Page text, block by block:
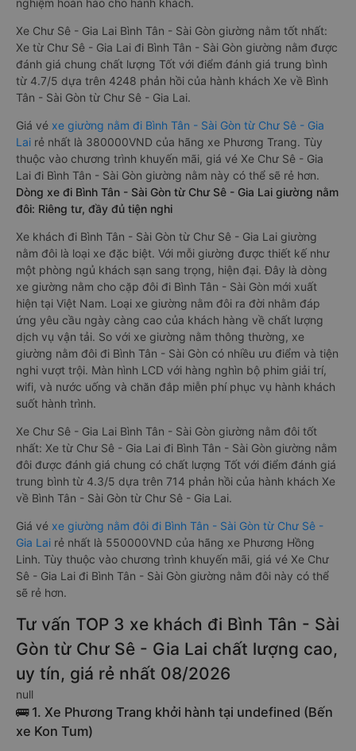
nghiệm hoàn hảo cho hành khách.
Xe Chư Sê - Gia Lai Bình Tân - Sài Gòn giường nằm tốt nhất:
Xe từ Chư Sê - Gia Lai đi Bình Tân - Sài Gòn giường nằm được
đánh giá chung chất lượng Tốt với điểm đánh giá trung bình
từ 4.7/5 dựa trên 4248 phản hồi của hành khách Xe về Bình
Tân - Sài Gòn từ Chư Sê - Gia Lai.
Giá vé xe giường nằm đi Bình Tân - Sài Gòn từ Chư Sê - Gia
Lai rẻ nhất là 380000VND của hãng xe Phương Trang. Tùy
thuộc vào chương trình khuyến mãi, giá vé Xe Chư Sê - Gia
Lai đi Bình Tân - Sài Gòn giường nằm này có thể sẽ rẻ hơn.
Dòng xe đi Bình Tân - Sài Gòn từ Chư Sê - Gia Lai giường nằm
đôi: Riêng tư, đầy đủ tiện nghi
Xe khách đi Bình Tân - Sài Gòn từ Chư Sê - Gia Lai giường
nằm đôi là loại xe đặc biệt. Với mỗi giường được thiết kế như
một phòng ngủ khách sạn sang trọng, hiện đại. Đây là dòng
xe giường nằm cho cặp đôi đi Bình Tân - Sài Gòn mới xuất
hiện tại Việt Nam. Loại xe giường nằm đôi ra đời nhằm đáp
ứng yêu cầu ngày càng cao của khách hàng về chất lượng
dịch vụ vận tải. So với xe giường nằm thông thường, xe
giường nằm đôi đi Bình Tân - Sài Gòn có nhiều ưu điểm và tiện
nghi vượt trội. Màn hình LCD với hàng nghìn bộ phim giải trí,
wifi, và nước uống và chăn đắp miễn phí phục vụ hành khách
suốt hành trình.
Xe Chư Sê - Gia Lai Bình Tân - Sài Gòn giường nằm đôi tốt
nhất: Xe từ Chư Sê - Gia Lai đi Bình Tân - Sài Gòn giường nằm
đôi được đánh giá chung có chất lượng Tốt với điểm đánh giá
trung bình từ 4.3/5 dựa trên 714 phản hồi của hành khách Xe
về Bình Tân - Sài Gòn từ Chư Sê - Gia Lai.
Giá vé xe giường nằm đôi đi Bình Tân - Sài Gòn từ Chư Sê -
Gia Lai rẻ nhất là 550000VND của hãng xe Phương Hồng
Linh. Tùy thuộc vào chương trình khuyến mãi, giá vé Xe Chư
Sê - Gia Lai đi Bình Tân - Sài Gòn giường nằm đôi này có thể
sẽ rẻ hơn.
Tư vấn TOP 3 xe khách đi Bình Tân - Sài
Gòn từ Chư Sê - Gia Lai chất lượng cao,
uy tín, giá rẻ nhất 08/2026
null
🚌 1. Xe Phương Trang khởi hành tại undefined (Bến
xe Kon Tum)